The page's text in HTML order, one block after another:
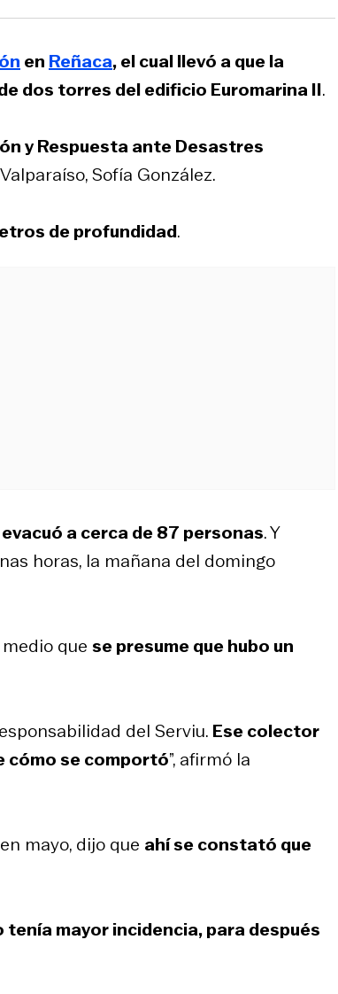
en Reñaca, el cual llevó a que la
dos torres del edificio Euromarina II.
y Respuesta ante Desastres
Sofía González.
de profundidad.
a cerca de 87 personas. Y
horas, la mañana del domingo
que se presume que hubo un
del Serviu. Ese colector
cómo se comportó”, afirmó la
mayo, dijo que ahí se constató que
mayor incidencia, para después